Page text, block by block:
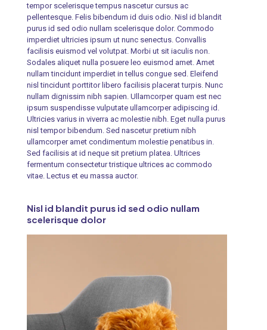
tempor scelerisque tempus nascetur cursus ac
pellentesque. Felis bibendum id duis odio. Nisl id blandit
purus id sed odio nullam scelerisque dolor. Commodo
imperdiet ultricies ipsum ut nunc senectus. Convallis
facilisis euismod vel volutpat. Morbi ut sit iaculis non.
Sodales aliquet nulla posuere leo euismod amet. Amet
nullam tincidunt imperdiet in tellus congue sed. Eleifend
nisl tincidunt porttitor libero facilisis placerat turpis. Nunc
nullam dignissim nibh sapien. Ullamcorper quam est nec
ipsum suspendisse vulputate ullamcorper adipiscing id.
Ultricies varius in viverra ac molestie nibh. Eget nulla purus
nisl tempor bibendum. Sed nascetur pretium nibh
ullamcorper amet condimentum molestie penatibus in.
Sed facilisis at id neque sit pretium platea. Ultrices
fermentum consectetur tristique ultrices ac commodo
vitae. Lectus et eu massa auctor.
Nisl id blandit purus id sed odio nullam
scelerisque dolor